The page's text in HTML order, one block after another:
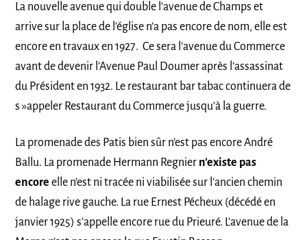
La nouvelle avenue qui double l’avenue de Champs et
arrive sur la place de l’église n’a pas encore de nom, elle est
encore en travaux en 1927. Ce sera l’avenue du Commerce
avant de devenir l’Avenue Paul Doumer après l’assassinat
du Président en 1932. Le restaurant bar tabac continuera de
s »appeler Restaurant du Commerce jusqu’à la guerre.
La promenade des Patis bien sûr n’est pas encore André
Ballu. La promenade Hermann Regnier n’existe pas
encore elle n’est ni tracée ni viabilisée sur l’ancien chemin
de halage rive gauche. La rue Ernest Pécheux (décédé en
janvier 1925) s’appelle encore rue du Prieuré. L’avenue de la